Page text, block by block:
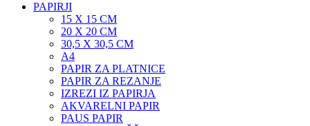
PAPIRJI
15 X 15 CM
20 X 20 CM
30,5 X 30,5 CM
A4
PAPIR ZA PLATNICE
PAPIR ZA REZANJE
IZREZI IZ PAPIRJA
AKVARELNI PAPIR
PAUS PAPIR